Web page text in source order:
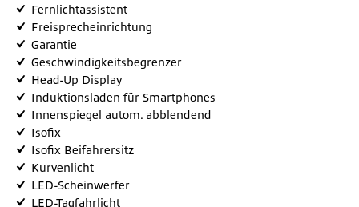
Fernlichtassistent
Freisprecheinrichtung
Garantie
Geschwindigkeitsbegrenzer
Head-Up Display
Induktionsladen für Smartphones
Innenspiegel autom. abblendend
Isofix
Isofix Beifahrersitz
Kurvenlicht
LED-Scheinwerfer
LED-Tagfahrlicht